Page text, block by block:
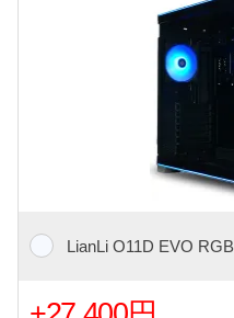
LianLi O11D EVO